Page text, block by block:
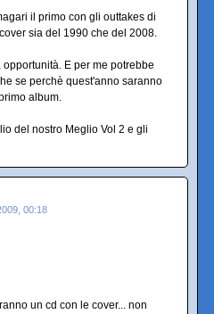
il primo con gli outtakes di
sia del 1990 che del 2008.
E per me potrebbe
se perchè quest'anno saranno
album.
del nostro Meglio Vol 2 e gli
00:18
un cd con le cover... non